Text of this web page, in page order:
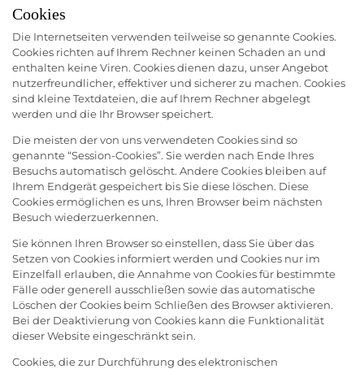
Cookies
Die Internetseiten verwenden teilweise so genannte Cookies.
Cookies richten auf Ihrem Rechner keinen Schaden an und
enthalten keine Viren. Cookies dienen dazu, unser Angebot
nutzerfreundlicher, effektiver und sicherer zu machen. Cookies
sind kleine Textdateien, die auf Ihrem Rechner abgelegt
werden und die Ihr Browser speichert.
Die meisten der von uns verwendeten Cookies sind so
genannte “Session-Cookies”. Sie werden nach Ende Ihres
Besuchs automatisch gelöscht. Andere Cookies bleiben auf
Ihrem Endgerät gespeichert bis Sie diese löschen. Diese
Cookies ermöglichen es uns, Ihren Browser beim nächsten
Besuch wiederzuerkennen.
Sie können Ihren Browser so einstellen, dass Sie über das
Setzen von Cookies informiert werden und Cookies nur im
Einzelfall erlauben, die Annahme von Cookies für bestimmte
Fälle oder generell ausschließen sowie das automatische
Löschen der Cookies beim Schließen des Browser aktivieren.
Bei der Deaktivierung von Cookies kann die Funktionalität
dieser Website eingeschränkt sein.
Cookies, die zur Durchführung des elektronischen